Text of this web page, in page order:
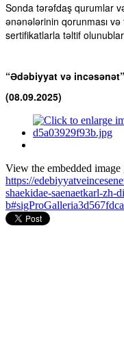
Sonda tərəfdaş qurumlar
ənənələrinin qorunması
sertifikatlarla təltif
“Ədəbiyyat və incəsənət”
(08.09.2025)
View the embedded
https://
shaekidae-saenaetkarl-zh-